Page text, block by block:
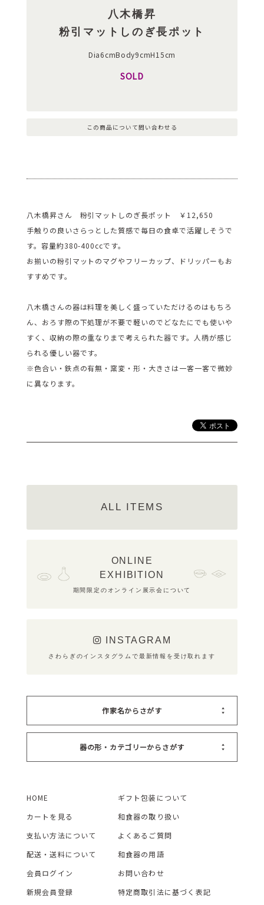
八木橋昇
粉引マットしのぎ長ポット
Dia6cmBody9cmH15cm
SOLD
この商品について問い合わせる
八木橋昇さん 粉引マットしのぎ長ポット ￥12,650
手触りの良いさらっとした質感で毎日の食卓で活躍しそうで
す。容量約380-400ccです。
お揃いの粉引マットのマグやフリーカップ、ドリッパーもお
すすめです。
八木橋さんの器は料理を美しく盛っていただけるのはもちろ
ん、おろす際の下処理が不要で軽いのでどなたにでも使いや
すく、収納の際の重なりまで考えられた器です。人柄が感じ
られる優しい器です。
※色合い・鉄点の有無・窯変・形・大きさは一客一客で微妙
に異なります。
ALL ITEMS
ONLINE
EXHIBITION
期間限定のオンライン展示会について
INSTAGRAM
さわらぎのインスタグラムで最新情報を受け取れます
作家名からさがす
器の形・カテゴリーからさがす
HOME
カートを見る
支払い方法について
配送・送料について
会員ログイン
新規会員登録
ギフト包装について
和食器の取り扱い
よくあるご質問
和食器の用語
お問い合わせ
特定商取引法に基づく表記